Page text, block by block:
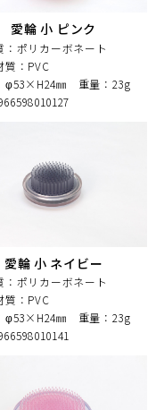
愛輪 小 ピンク
：ポリカーボネート
質：PVC
φ53×H24㎜
重量：23g
愛輪 小 ネイビー
：ポリカーボネート
質：PVC
φ53×H24㎜
重量：23g